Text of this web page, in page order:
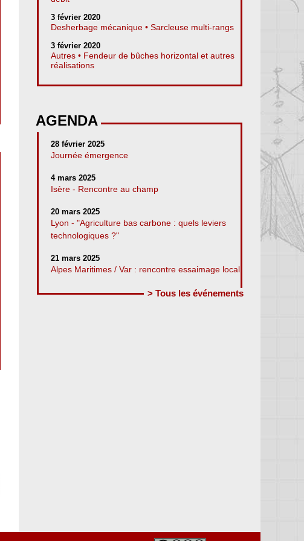
3 février 2020
Desherbage mécanique • Sarcleuse multi-rangs
3 février 2020
Autres • Fendeur de bûches horizontal et autres
réalisations
AGENDA
28 février 2025
Journée émergence
4 mars 2025
Isère - Rencontre au champ
20 mars 2025
Lyon - "Agriculture bas carbone : quels leviers
technologiques ?"
21 mars 2025
Alpes Maritimes / Var : rencontre essaimage local
> Tous les événements